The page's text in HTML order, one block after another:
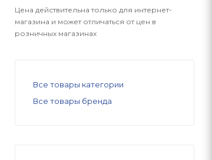
Цена действительна только для интернет-
магазина и может отличаться от цен в
розничных магазинах
Все товары категории
Все товары бренда